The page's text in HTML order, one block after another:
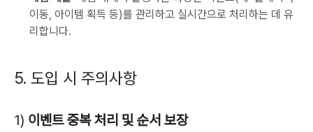
이동, 아이템 획득 등)를 관리하고 실시간으로 처리하는 데 유
리합니다.
5. 도입 시 주의사항
1) 이벤트 중복 처리 및 순서 보장